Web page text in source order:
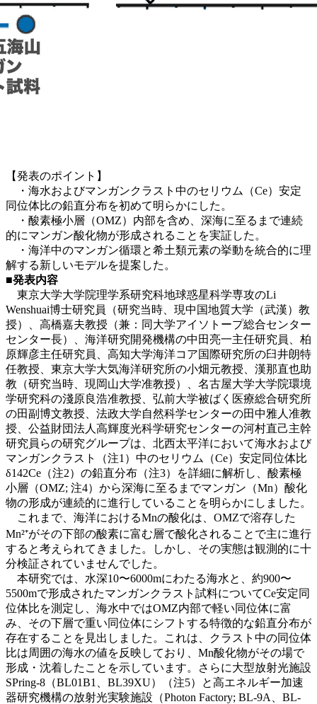
【発表のポイント】
・海水およびマンガンクラスト中のセリウム（Ce）安定
同位体比の鉛直分布を初めて明らかにした。
・酸素極小層（OMZ）内部を含め、深海に至るまで連続
的にマンガン酸化物が形成されることを実証した。
・海洋中のマンガン循環と希土類元素の挙動を統合的に理
解する新しいモデルを提案した。
■発表内容
東京大学大学院理学系研究科地球惑星科学専攻のLi
Wenshuai博士研究員（研究当時、現中国地質大学（武漢）教
授）、高橋嘉夫教授（兼：同大学アイソトープ総合センター
センター長）、海洋研究開発機構の中田亮一主任研究員、柏
原輝彦主任研究員、高知大学海洋コア国際研究所の臼井朗特
任教授、東京大学大気海洋研究所の小畑元教授、漢那直也助
教（研究当時、現岡山大学准教授）、名古屋大学大学院環境
学研究科の淺原良浩准教授、弘前大学被ばく医療総合研究所
の田副博文教授、法政大学自然科学センターの田中雅人准教
授、公益財団法人高輝度光科学研究センターの河村直己主幹
研究員らの研究グループは、北西太平洋において海水および
マンガンクラスト（注1）中のセリウム（Ce）安定同位体比
δ142Ce（注2）の鉛直分布（注3）を詳細に解析し、酸素極
小層（OMZ; 注4）から深海に至るまでマンガン（Mn）酸化
物の形成が連続的に進行していることを明らかにしました。
これまで、海洋におけるMnの酸化は、OMZで溶存した
Mn²⁺がその下部の酸素に富む層で酸化されることで主に進行
すると考えられてきました。しかし、その実態は観測的に十
分検証されていませんでした。
本研究では、水深10〜6000mにわたる海水と、約900〜
5500mで形成されたマンガンクラスト試料についてCe安定同
位体比を測定し、海水中ではOMZ内部で軽い同位体に富
み、その下層で重い同位体にシフトする特徴的な鉛直分布が
存在することを見出しました。これは、クラスト中の同位体
比は周囲の海水の値を反映しており、Mn酸化物がその場で
形成・沈着したことを示しています。さらに大型放射光施設
SPring-8（BL01B1、BL39XU）（注5）と高エネルギー加速
器研究機構の放射光実験施設（Photon Factory; BL-9A、BL-